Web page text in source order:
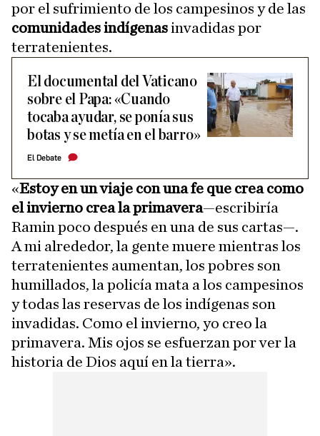
por el sufrimiento de los campesinos y de las
comunidades indígenasinvadidas por
terratenientes.
El documental del Vaticano
sobre el Papa: «Cuando
tocaba ayudar, se ponía sus
botas y se metía en el barro»
El Debate
«Estoy en un viaje con una fe que crea como
el invierno crea la primavera—escribiría
Ramin poco después en una de sus cartas—.
A mi alrededor, la gente muere mientras los
terratenientes aumentan, los pobres son
humillados, la policía mata a los campesinos
y todas las reservas de los indígenas son
invadidas. Como el invierno, yo creo la
primavera. Mis ojos se esfuerzan por ver la
historia de Dios aquí en la tierra».